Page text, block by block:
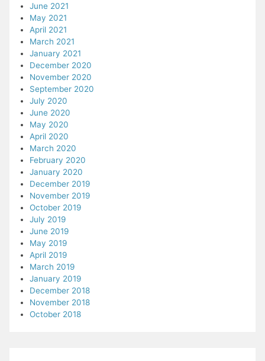
June 2021
May 2021
April 2021
March 2021
January 2021
December 2020
November 2020
September 2020
July 2020
June 2020
May 2020
April 2020
March 2020
February 2020
January 2020
December 2019
November 2019
October 2019
July 2019
June 2019
May 2019
April 2019
March 2019
January 2019
December 2018
November 2018
October 2018